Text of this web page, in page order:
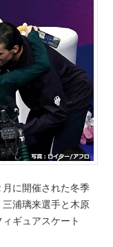
に開催された冬季
浦璃来選手と木原
ギュアスケート